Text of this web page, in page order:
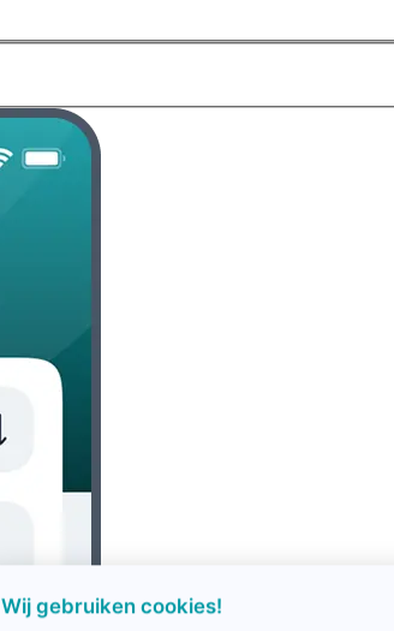
Wij gebruiken cookies!